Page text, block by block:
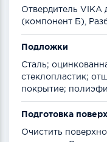
Отвердитель VIKA
(компонент Б),
Подложки
Сталь;
стеклопластик;
покрытие;
Подготовка
Очистить